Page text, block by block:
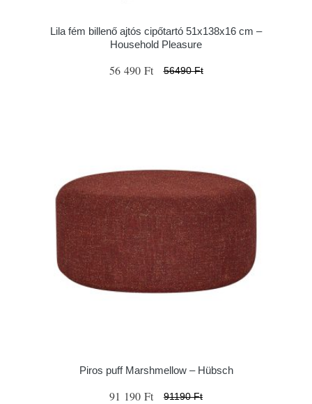
Lila fém billenő ajtós cipőtartó 51x138x16 cm –
Household Pleasure
56 490 Ft 56490 Ft
Piros puff Marshmellow – Hübsch
91 190 Ft 91190 Ft